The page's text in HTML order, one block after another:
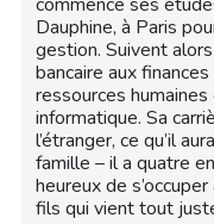
Dauphine, à Paris
gestion. Suivent
bancaire aux
ressources humaines
informatique. Sa
l’étranger, ce qu’il
famille – il a quatre
heureux de
fils qui vient tout